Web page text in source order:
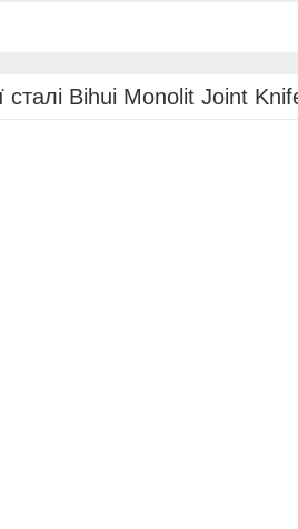
сталі Bihui Monolit Joint